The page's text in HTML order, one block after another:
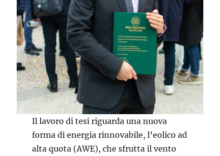
Il lavoro di tesi riguarda una nuova
forma di energia rinnovabile, l’eolico ad
alta quota (AWE), che sfrutta il vento